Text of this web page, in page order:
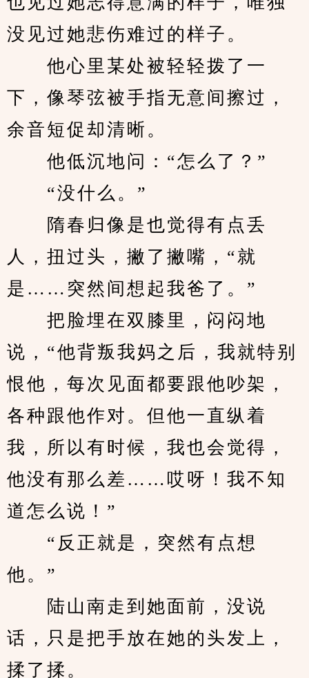
没见过她悲伤难过的样子。
他心里某处被轻轻拨了一
下，像琴弦被手指无意间擦过，
余音短促却清晰。
他低沉地问：“怎么了？”
“没什么。”
隋春归像是也觉得有点丢
人，扭过头，撇了撇嘴，“就
是……突然间想起我爸了。”
把脸埋在双膝里，闷闷地
说，“他背叛我妈之后，我就特别
恨他，每次见面都要跟他吵架，
各种跟他作对。但他一直纵着
我，所以有时候，我也会觉得，
他没有那么差……哎呀！我不知
道怎么说！”
“反正就是，突然有点想
他。”
陆山南走到她面前，没说
话，只是把手放在她的头发上，
揉了揉。